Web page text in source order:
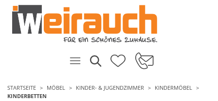
STARTSEITE MÖBEL KINDER- & JUGENDZIMMER
KINDERMÖBEL
KINDERBETTEN